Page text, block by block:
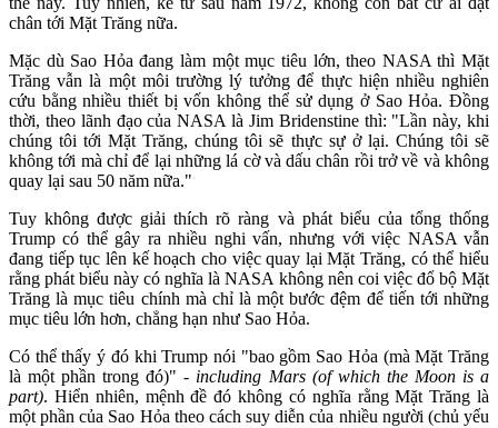
chân tới Mặt Trăng nữa.
Mặc dù Sao Hỏa đang làm một mục tiêu lớn, theo NASA thì Mặt
Trăng vẫn là một môi trường lý tưởng để thực hiện nhiều nghiên
cứu bằng nhiều thiết bị vốn không thể sử dụng ở Sao Hỏa. Đồng
thời, theo lãnh đạo của NASA là Jim Bridenstine thì: "Lần này, khi
chúng tôi tới Mặt Trăng, chúng tôi sẽ thực sự ở lại. Chúng tôi sẽ
không tới mà chỉ để lại những lá cờ và dấu chân rồi trở về và không
quay lại sau 50 năm nữa."
Tuy không được giải thích rõ ràng và phát biểu của tổng thống
Trump có thể gây ra nhiều nghi vấn, nhưng với việc NASA vẫn
đang tiếp tục lên kế hoạch cho việc quay lại Mặt Trăng, có thể hiểu
rằng phát biểu này có nghĩa là NASA không nên coi việc đổ bộ Mặt
Trăng là mục tiêu chính mà chỉ là một bước đệm để tiến tới những
mục tiêu lớn hơn, chẳng hạn như Sao Hỏa.
Có thể thấy ý đó khi Trump nói "bao gồm Sao Hỏa (mà Mặt Trăng
là một phần trong đó)" - including Mars (of which the Moon is a
part). Hiển nhiên, mệnh đề đó không có nghĩa rằng Mặt Trăng là
một phần của Sao Hỏa theo cách suy diễn của nhiều người (chủ yếu